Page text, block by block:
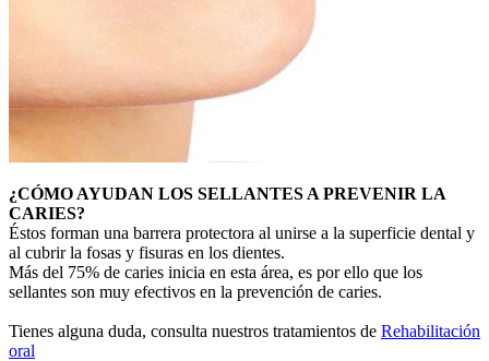
¿CÓMO AYUDAN LOS SELLANTES A PREVENIR LA
CARIES?
Éstos forman una barrera protectora al unirse a la superficie dental y
al cubrir la fosas y fisuras en los dientes.
Más del 75% de caries inicia en esta área, es por ello que los
sellantes son muy efectivos en la prevención de caries.
Tienes alguna duda, consulta nuestros tratamientos de Rehabilitación
oral